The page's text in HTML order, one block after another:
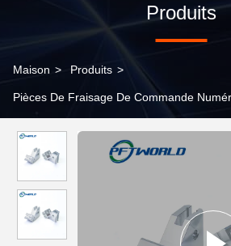
Produits
Maison > Produits >
Pièces De Fraisage De Commande
par ordinateur d'électrodéposition zinc-
laser